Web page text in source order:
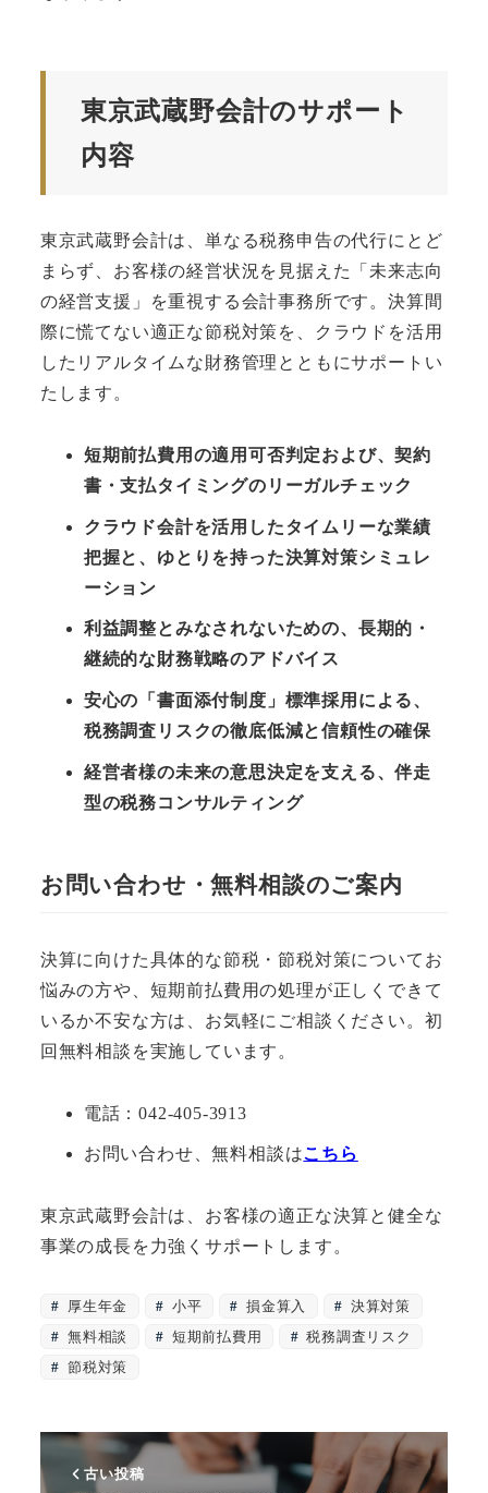
東京武蔵野会計のサポート
内容
東京武蔵野会計は、単なる税務申告の代行にとど
まらず、お客様の経営状況を見据えた「未来志向
の経営支援」を重視する会計事務所です。決算間
際に慌てない適正な節税対策を、クラウドを活用
したリアルタイムな財務管理とともにサポートい
たします。
短期前払費用の適用可否判定および、契約
書・支払タイミングのリーガルチェック
クラウド会計を活用したタイムリーな業績
把握と、ゆとりを持った決算対策シミュレ
ーション
利益調整とみなされないための、長期的・
継続的な財務戦略のアドバイス
安心の「書面添付制度」標準採用による、
税務調査リスクの徹底低減と信頼性の確保
経営者様の未来の意思決定を支える、伴走
型の税務コンサルティング
お問い合わせ・無料相談のご案内
決算に向けた具体的な節税・節税対策についてお
悩みの方や、短期前払費用の処理が正しくできて
いるか不安な方は、お気軽にご相談ください。初
回無料相談を実施しています。
電話：042-405-3913
お問い合わせ、無料相談はこちら
東京武蔵野会計は、お客様の適正な決算と健全な
事業の成長を力強くサポートします。
厚生年金 小平 損金算入
決算対策
無料相談
短期前払費用
税務調査リスク
節税対策
古い投稿